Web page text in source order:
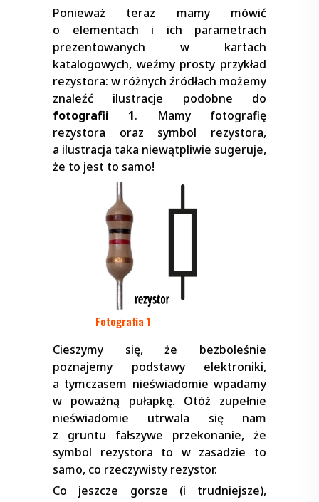
Ponieważ teraz mamy mówić
o elementach i ich parametrach
prezentowanych w kartach
katalogowych, weźmy prosty przykład
rezystora: w różnych źródłach możemy
znaleźć ilustracje podobne do
fotografii 1. Mamy fotografię
rezystora oraz symbol rezystora,
a ilustracja taka niewątpliwie sugeruje,
że to jest to samo!
Fotografia 1
Cieszymy się, że bezboleśnie
poznajemy podstawy elektroniki,
a tymczasem nieświadomie wpadamy
w poważną pułapkę. Otóż zupełnie
nieświadomie utrwala się nam
z gruntu fałszywe przekonanie, że
symbol rezystora to w zasadzie to
samo, co rzeczywisty rezystor.
Co jeszcze gorsze (i trudniejsze),